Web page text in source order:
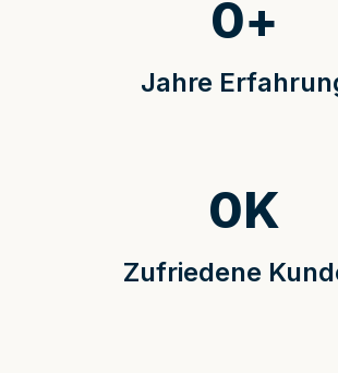
Jahre
0+
Zufriedene
0K